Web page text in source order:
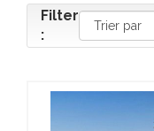
Filter
: